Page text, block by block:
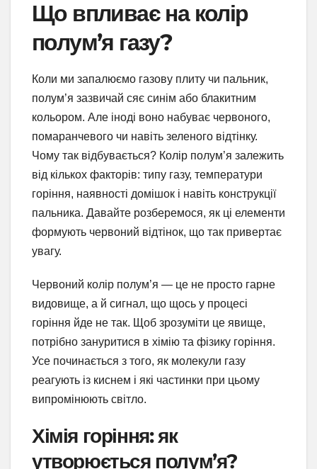
Що впливає на колір
полум’я газу?
Коли ми запалюємо газову плиту чи пальник,
полум’я зазвичай сяє синім або блакитним
кольором. Але іноді воно набуває червоного,
помаранчевого чи навіть зеленого відтінку.
Чому так відбувається? Колір полум’я залежить
від кількох факторів: типу газу, температури
горіння, наявності домішок і навіть конструкції
пальника. Давайте розберемося, як ці елементи
формують червоний відтінок, що так привертає
увагу.
Червоний колір полум’я — це не просто гарне
видовище, а й сигнал, що щось у процесі
горіння йде не так. Щоб зрозуміти це явище,
потрібно зануритися в хімію та фізику горіння.
Усе починається з того, як молекули газу
реагують із киснем і які частинки при цьому
випромінюють світло.
Хімія горіння: як
утворюється полум’я?